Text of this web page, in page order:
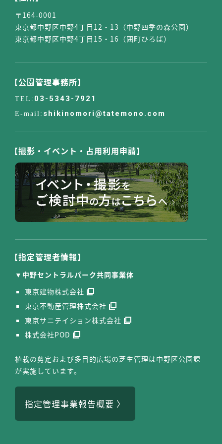
〒164-0001
東京都中野区中野4丁目12・13（中野四季の森公園）
東京都中野区中野4丁目15・16（囲町ひろば）
【公園管理事務所】
03-5343-7921
shikinomori@tatemono.com
【撮影・イベント・占用利用申請】
【指定管理者情報】
中野セントラルパーク共同事業体
東京建物株式会社
東京不動産管理株式会社
東京サニテイション株式会社
株式会社POD
植栽の剪定および多目的広場の芝生管理は中野区公園課
が実施しています。
指定管理事業報告概要